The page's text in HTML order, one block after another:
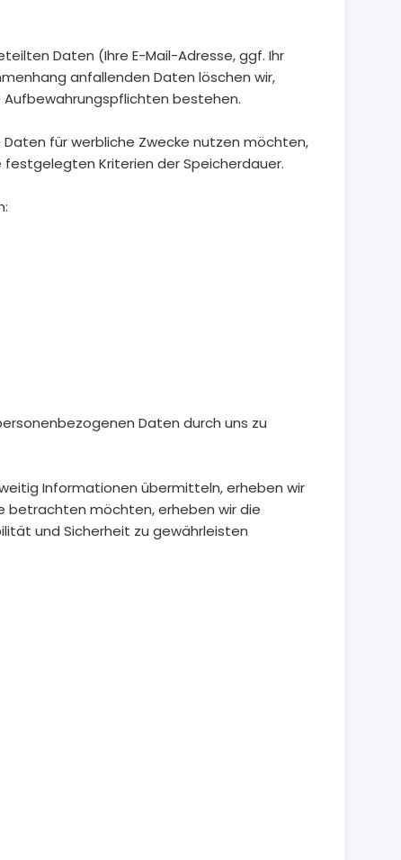
Daten (Ihre E-Mail-Adresse, ggf. Ihr
anfallenden Daten löschen wir,
bestehen.
für werbliche Zwecke nutzen möchten,
Kriterien der Speicherdauer.
Daten durch uns zu
Informationen übermitteln, erheben wir
betrachten möchten, erheben wir die
und Sicherheit zu gewährleisten